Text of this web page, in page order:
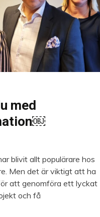
med
blivit allt populärare hos
Men det är viktigt att ha
att genomföra ett lyckat
och få